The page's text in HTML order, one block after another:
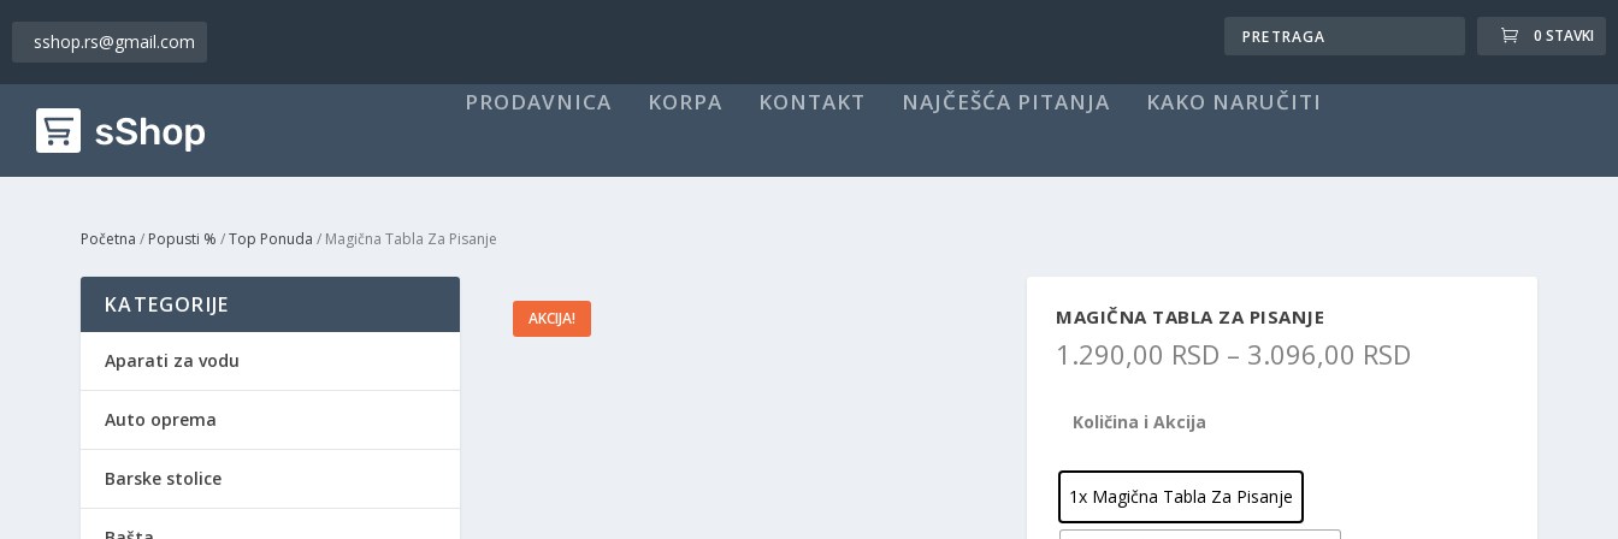
sshop.rs@gmail.com 0 STAVKI
PRODAVNICA KORPA KONTAKT NAJČEŠĆA PITANJA KAKO NARUČITI
Početna / Popusti % /Top Ponuda / Magična Tabla Za Pisanje
AKCIJA! MAGIČNA TABLA ZA PISANJE
1.290,00 RSD – 3.096,00 RSD
Količina i Akcija
1x Magična Tabla Za Pisanje
KATEGORIJE
Aparati za vodu
Auto oprema
Barske stolice